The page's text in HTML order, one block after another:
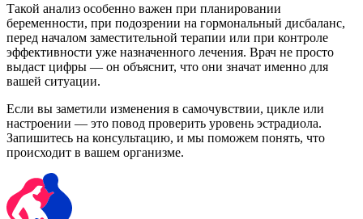
Такой анализ особенно важен при планировании
беременности, при подозрении на гормональный дисбаланс,
перед началом заместительной терапии или при контроле
эффективности уже назначенного лечения. Врач не просто
выдаст цифры — он объяснит, что они значат именно для
вашей ситуации.
Если вы заметили изменения в самочувствии, цикле или
настроении — это повод проверить уровень эстрадиола.
Запишитесь на консультацию, и мы поможем понять, что
происходит в вашем организме.